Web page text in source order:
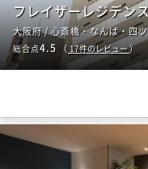
フレイザーレジデン
大阪府 / 心斎橋・なんば・四
総合点4.5 （ 17件のレビュー）